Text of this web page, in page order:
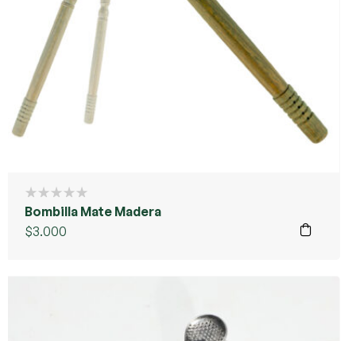
Bombilla Mate Madera
$3.000